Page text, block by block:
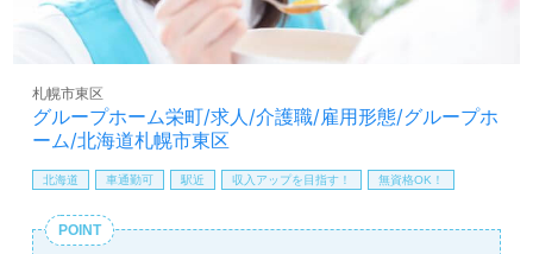
グループホーム栄町/求人/介護職/雇用形態/グループホ
ーム/北海道札幌市東区
札幌市東区
北海道 車通勤可 駅近 収入アップを目指す！ 無資格OK！
POINT